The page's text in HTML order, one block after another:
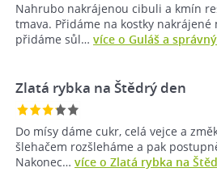
Nahrubo nakrájenou cibuli a kmín
tmava. Přidáme na kostky nakrájené
přidáme sůl… více o Guláš a
Zlatá rybka na Štědrý den
Do mísy dáme cukr, celá vejce a
šlehačem rozšleháme a pak
Nakonec… více o Zlatá rybka na